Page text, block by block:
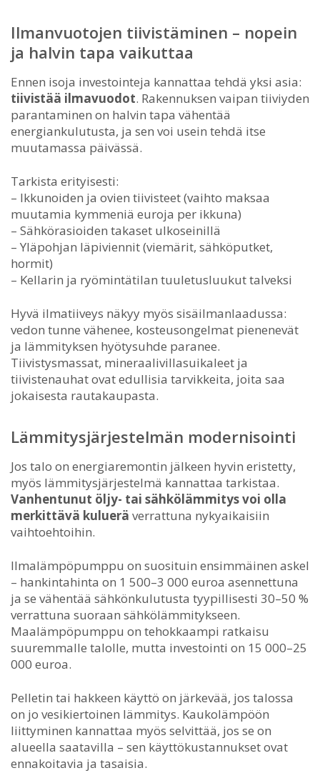
Ilmanvuotojen tiivistäminen – nopein
ja halvin tapa vaikuttaa
Ennen isoja investointeja kannattaa tehdä yksi asia:
tiivistää ilmavuodot. Rakennuksen vaipan tiiviyden
parantaminen on halvin tapa vähentää
energiankulutusta, ja sen voi usein tehdä itse
muutamassa päivässä.
Tarkista erityisesti:
– Ikkunoiden ja ovien tiivisteet (vaihto maksaa
muutamia kymmeniä euroja per ikkuna)
– Sähkörasioiden takaset ulkoseinillä
– Yläpohjan läpiviennit (viemärit, sähköputket,
hormit)
– Kellarin ja ryömintätilan tuuletusluukut talveksi
Hyvä ilmatiiveys näkyy myös sisäilmanlaadussa:
vedon tunne vähenee, kosteusongelmat pienenevät
ja lämmityksen hyötysuhde paranee.
Tiivistysmassat, mineraalivillasuikaleet ja
tiivistenauhat ovat edullisia tarvikkeita, joita saa
jokaisesta rautakaupasta.
Lämmitysjärjestelmän modernisointi
Jos talo on energiaremontin jälkeen hyvin eristetty,
myös lämmitysjärjestelmä kannattaa tarkistaa.
Vanhentunut öljy- tai sähkölämmitys voi olla
merkittävä kuluerä verrattuna nykyaikaisiin
vaihtoehtoihin.
Ilmalämpöpumppu on suosituin ensimmäinen askel
– hankintahinta on 1 500–3 000 euroa asennettuna
ja se vähentää sähkönkulutusta tyypillisesti 30–50 %
verrattuna suoraan sähkölämmitykseen.
Maalämpöpumppu on tehokkaampi ratkaisu
suuremmalle talolle, mutta investointi on 15 000–25
000 euroa.
Pelletin tai hakkeen käyttö on järkevää, jos talossa
on jo vesikiertoinen lämmitys. Kaukolämpöön
liittyminen kannattaa myös selvittää, jos se on
alueella saatavilla – sen käyttökustannukset ovat
ennakoitavia ja tasaisia.